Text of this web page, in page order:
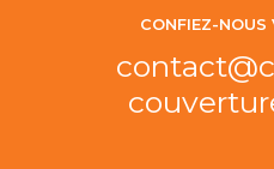
CONFIEZ-NOUS